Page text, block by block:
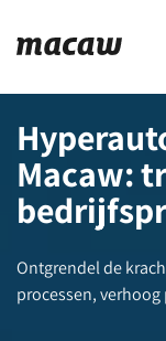
Macaw:
Ontgrendel de
processen,